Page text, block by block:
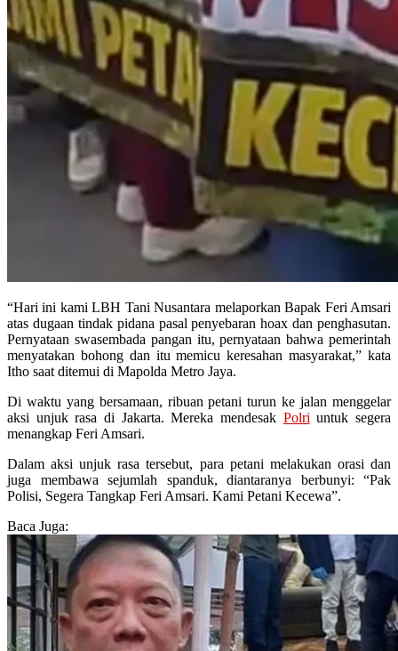
“Hari ini kami LBH Tani Nusantara melaporkan Bapak Feri Amsari
atas dugaan tindak pidana pasal penyebaran hoax dan penghasutan.
Pernyataan swasembada pangan itu, pernyataan bahwa pemerintah
menyatakan bohong dan itu memicu keresahan masyarakat,” kata
Itho saat ditemui di Mapolda Metro Jaya.
Di waktu yang bersamaan, ribuan petani turun ke jalan menggelar
aksi unjuk rasa di Jakarta. Mereka mendesak Polri untuk segera
menangkap Feri Amsari.
Dalam aksi unjuk rasa tersebut, para petani melakukan orasi dan
juga membawa sejumlah spanduk, diantaranya berbunyi: “Pak
Polisi, Segera Tangkap Feri Amsari. Kami Petani Kecewa”.
Baca Juga: